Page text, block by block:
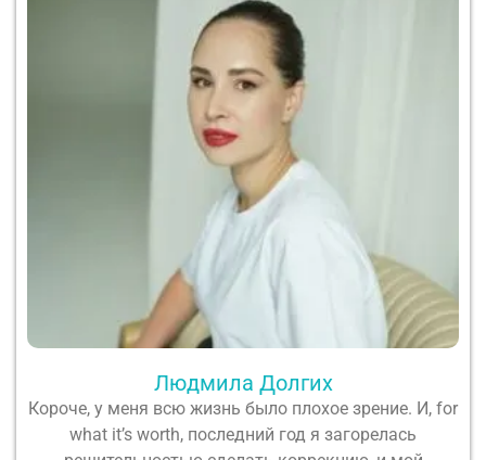
Людмила Долгих
Короче, у меня всю жизнь было плохое зрение. И, for
what it’s worth, последний год я загорелась